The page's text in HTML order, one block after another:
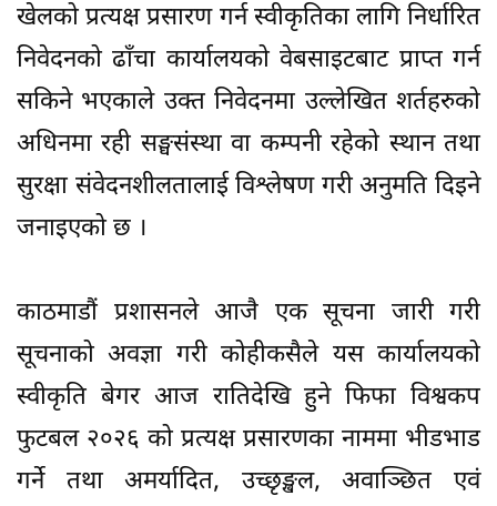
खेलको प्रत्यक्ष प्रसारण गर्न स्वीकृतिका लागि निर्धारित
निवेदनको ढाँचा कार्यालयको वेबसाइटबाट प्राप्त गर्न
सकिने भएकाले उक्त निवेदनमा उल्लेखित शर्तहरुको
अधिनमा रही सङ्घसंस्था वा कम्पनी रहेको स्थान तथा
सुरक्षा संवेदनशीलतालाई विश्लेषण गरी अनुमति दिइने
जनाइएको छ ।
काठमाडौं प्रशासनले आजै एक सूचना जारी गरी
सूचनाको अवज्ञा गरी कोहीकसैले यस कार्यालयको
स्वीकृति बेगर आज रातिदेखि हुने फिफा विश्वकप
फुटबल २०२६ को प्रत्यक्ष प्रसारणका नाममा भीडभाड
गर्ने तथा अमर्यादित, उच्छृङ्खल, अवाञ्छित एवं